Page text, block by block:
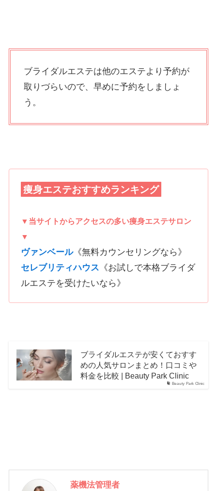
ブライダルエステは他のエステより予約が
取りづらいので、早めに予約をしましょ
う。
痩身エステおすすめランキング
▼当サイトからアクセスの多い痩身エステサロン
▼
ヴァンベール《無料カウンセリングなら》
セレブリティハウス 《お試しで本格ブライダ
ルエステを受けたいなら》
Beauty Park Clinic
ブライダルエステが安くておすす
めの人気サロンまとめ！口コミや
料金を比較 | Beauty Park Clinic
薬機法管理者